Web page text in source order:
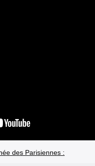
des Parisiennes :